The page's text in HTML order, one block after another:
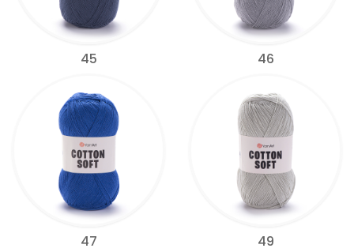
45 46
47 49